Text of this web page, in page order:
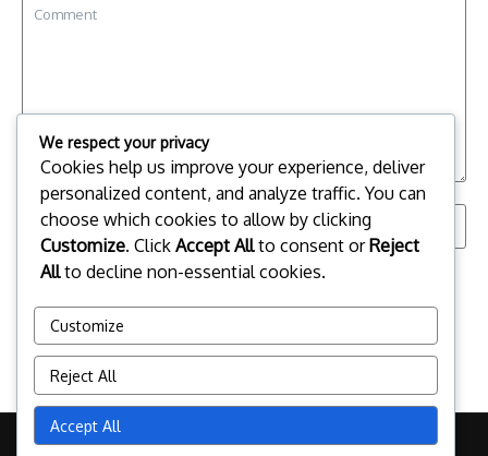
Save my name, email, and website in this browser for the
Copyright © 2026 gitaarlem.nl | Powered byNews Magazine X
We respect your privacy
Cookies help us improve your experience, deliver
personalized content, and analyze traffic. You can
choose which cookies to allow by clicking
Customize. Click Accept Allto consent orReject
Allto decline non-essential cookies.
Customize
Reject All
Accept All